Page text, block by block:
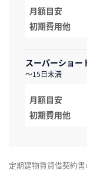
月額目安
初期費用他
スーパーショー
～15日未満
月額目安
初期費用他
定期建物賃貸借契約